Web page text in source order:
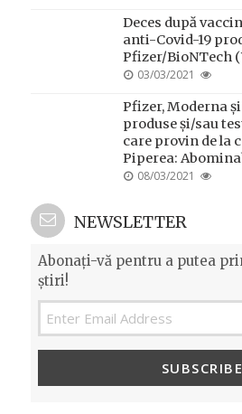
Deces după
anti-Covid-19
Pfizer/BioNTech
POSTED
03/03/2021
Pfizer, Moderna
produse și/sau
care provin de la
Piperea:
POSTED
08/03/2021
NEWSLETTER
Abonați-vă pentru a putea
știri!
SUBSCRIBE